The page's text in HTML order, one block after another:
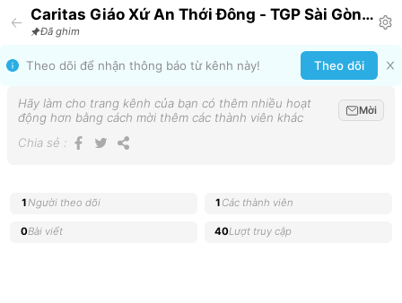
Caritas Giáo Xứ An Thới Đông - TGP Sài Gòn
Announcement
Đã ghim
Theo dõi để nhận thông báo từ kênh này! Theo dõi
Hãy làm cho trang kênh của bạn có thêm nhiều hoạt
động hơn bằng cách mời thêm các thành viên khác
Mời
Chia sẻ :
1Người theo dõi 1 Các thành viên
0Bài viết 40Lượt truy cập